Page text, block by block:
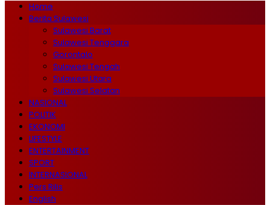
Home
Berita Sulawesi
Sulawesi Barat
Sulawesi Tenggara
Gorontalo
Sulawesi Tengah
Sulawesi Utara
Sulawesi Selatan
NASIONAL
POLITIK
EKONOMI
LIFESTYLE
ENTERTAINMENT
SPORT
INTERNASIONAL
Pers Rilis
English